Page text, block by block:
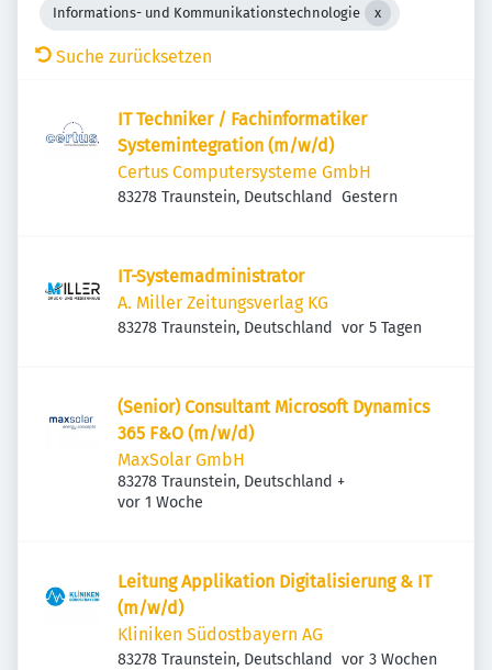
Informations- und Kommunikationstechnologie
Suche zurücksetzen
IT Techniker / Fachinformatiker
Systemintegration (m/w/d)
Certus Computersysteme GmbH
83278 Traunstein, Deutschland Veröffentlicht
Gestern
IT-Systemadministrator
A. Miller Zeitungsverlag KG
83278 Traunstein, Deutschland Veröffentlicht
vor 5 Tagen
(Senior) Consultant Microsoft Dynamics
365 F&O (m/w/d)
MaxSolar GmbH
83278 Traunstein, Deutschland +
Veröffentlicht
vor 1 Woche
Leitung Applikation Digitalisierung & IT
(m/w/d)
Kliniken Südostbayern AG
83278 Traunstein, Deutschland Veröffentlicht
vor 3 Wochen